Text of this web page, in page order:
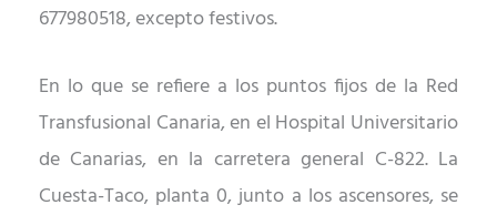
677980518, excepto festivos.
En lo que se refiere a los puntos fijos de la Red
Transfusional Canaria, en el Hospital Universitario
de Canarias, en la carretera general C-822. La
Cuesta-Taco, planta 0, junto a los ascensores, se